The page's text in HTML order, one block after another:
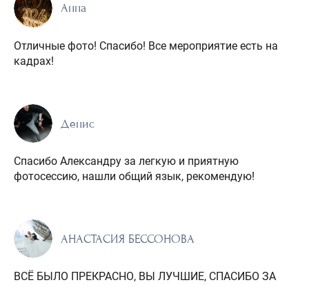
Анна
Отличные фото! Спасибо! Все мероприятие есть на
кадрах!
Денис
Спасибо Александру за легкую и приятную
фотосессию, нашли общий язык, рекомендую!
АНАСТАСИЯ БЕССОНОВА
ВСЁ БЫЛО ПРЕКРАСНО, ВЫ ЛУЧШИЕ, СПАСИБО ЗА